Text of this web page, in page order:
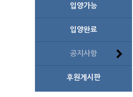
입양가능
입양완료
공지사항
후원게시판